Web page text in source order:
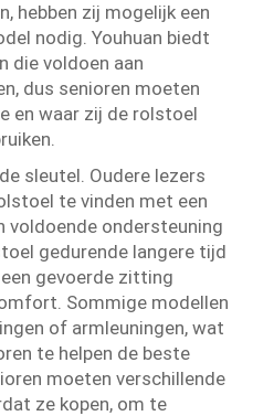
hebben zij mogelijk een
nodig. Youhuan biedt
die voldoen aan
dus senioren moeten
en waar zij de rolstoel
sleutel. Oudere lezers
te vinden met een
ondersteuning
gedurende langere tijd
gevoerde zitting
Sommige modellen
of armleuningen, wat
te helpen de beste
moeten verschillende
ze kopen, om te